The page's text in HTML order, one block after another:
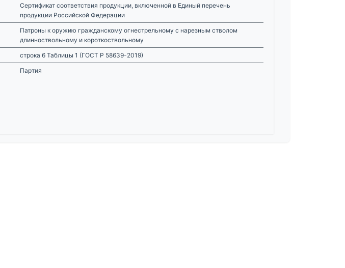
Сертификат соответствия продукции, включенной в Единый перечень
продукции Российской Федерации
Патроны к оружию гражданскому огнестрельному с нарезным стволом
длинноствольному и короткоствольному
строка 6 Таблицы 1 (ГОСТ Р 58639-2019)
Партия